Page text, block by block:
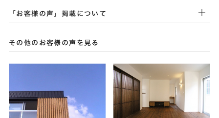
「お客様の声」掲載について
その他のお客様の声を見る